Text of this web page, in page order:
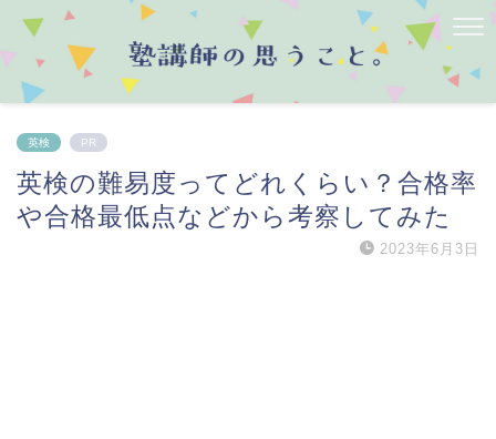
英検 PR
英検の難易度ってどれくらい？合格率
や合格最低点などから考察してみた
2023年6月3日